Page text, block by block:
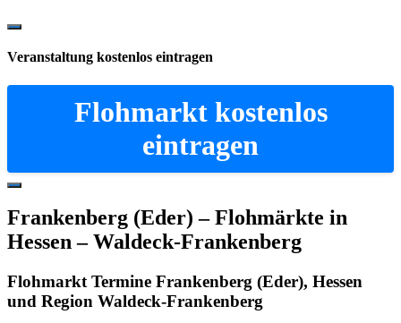
Show
Content
Veranstaltung kostenlos eintragen
Flohmarkt kostenlos
eintragen
Hide
Content
Frankenberg (Eder) – Flohmärkte in
Hessen – Waldeck-Frankenberg
Flohmarkt Termine Frankenberg (Eder), Hessen
und Region Waldeck-Frankenberg